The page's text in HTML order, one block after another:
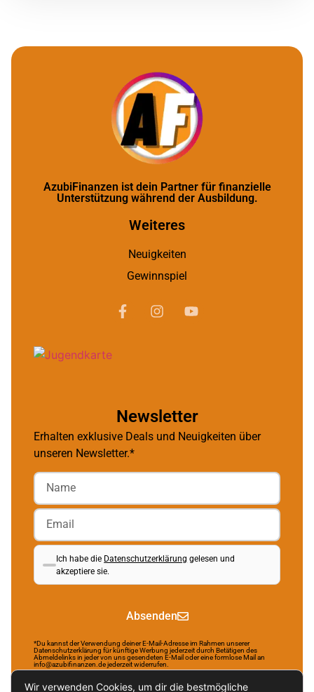
AzubiFinanzen ist dein Partner für finanzielle
Unterstützung während der Ausbildung.
Weiteres
Neuigkeiten
Gewinnspiel
Newsletter
Erhalten exklusive Deals und Neuigkeiten über
unseren Newsletter.*
Ich habe die Datenschutzerklärung gelesen und
akzeptiere sie.
Absenden
*Du kannst der Verwendung deiner E-Mail-Adresse im Rahmen unserer
Datenschutzerklärung für künftige Werbung jederzeit durch Betätigen des
Abmeldelinks in jeder von uns gesendeten E-Mail oder eine formlose Mail an
info@azubifinanzen.de jederzeit widerrufen.
Wir verwenden Cookies, um dir die bestmögliche